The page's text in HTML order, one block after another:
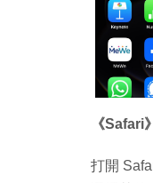
《Safari》
打開